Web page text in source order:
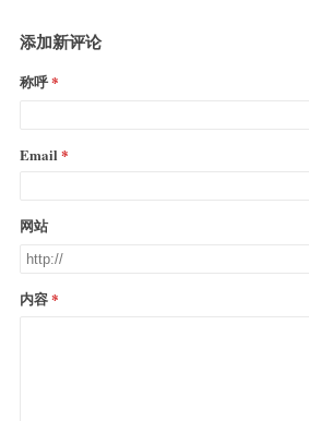
添加新评论
称呼
Email
网站
内容